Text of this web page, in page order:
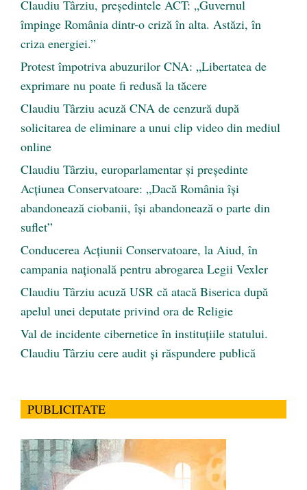
Claudiu Târziu, președintele ACT: „Guvernul
împinge România dintr-o criză în alta. Astăzi, în
criza energiei.”
Protest împotriva abuzurilor CNA: „Libertatea de
exprimare nu poate fi redusă la tăcere
Claudiu Târziu acuză CNA de cenzură după
solicitarea de eliminare a unui clip video din mediul
online
Claudiu Târziu, europarlamentar și președinte
Acțiunea Conservatoare: „Dacă România își
abandonează ciobanii, își abandonează o parte din
suflet”
Conducerea Acțiunii Conservatoare, la Aiud, în
campania națională pentru abrogarea Legii Vexler
Claudiu Târziu acuză USR că atacă Biserica după
apelul unei deputate privind ora de Religie
Val de incidente cibernetice în instituțiile statului.
Claudiu Târziu cere audit și răspundere publică
PUBLICITATE